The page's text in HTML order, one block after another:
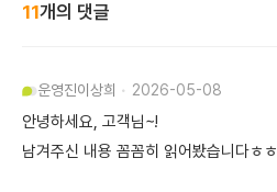
11개의 댓글
운영진이상희 2026-05-08
안녕하세요, 고객님~!
남겨주신 내용 꼼꼼히 읽어봤습니다ㅎㅎ